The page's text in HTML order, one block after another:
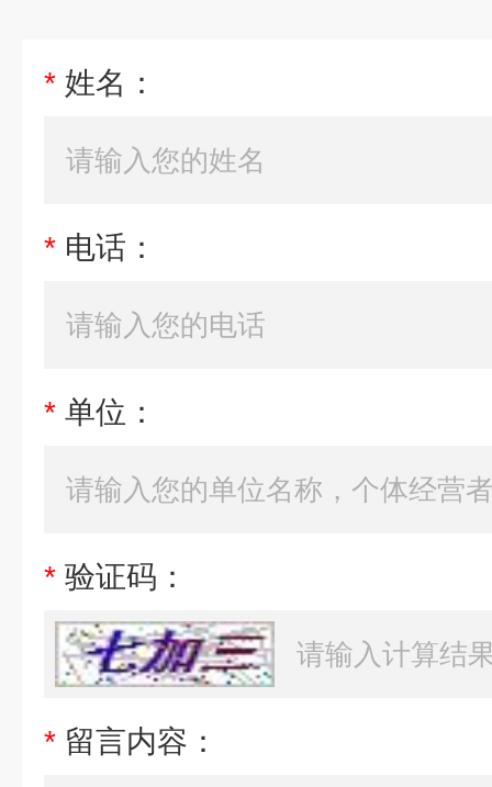
* 姓名：
* 电话：
* 单位：
* 验证码：
* 留言内容：